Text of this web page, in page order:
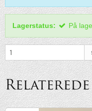
Lagerstatus: På